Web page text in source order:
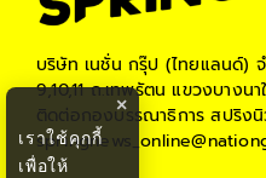
บริษัท เนชั่น กรุ๊ป (ไทยแลนด์)
9,10,11 ถ.เทพรัตน แขวงบางน
ติดต่อกองบรรณาธิการ สปริง
×
เราใช้คุกกี้
เพื่อให้